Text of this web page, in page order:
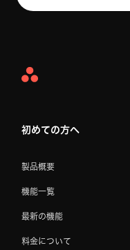
Asana
初めての方へ
製品概要
機能一覧
最新の機能
料金について